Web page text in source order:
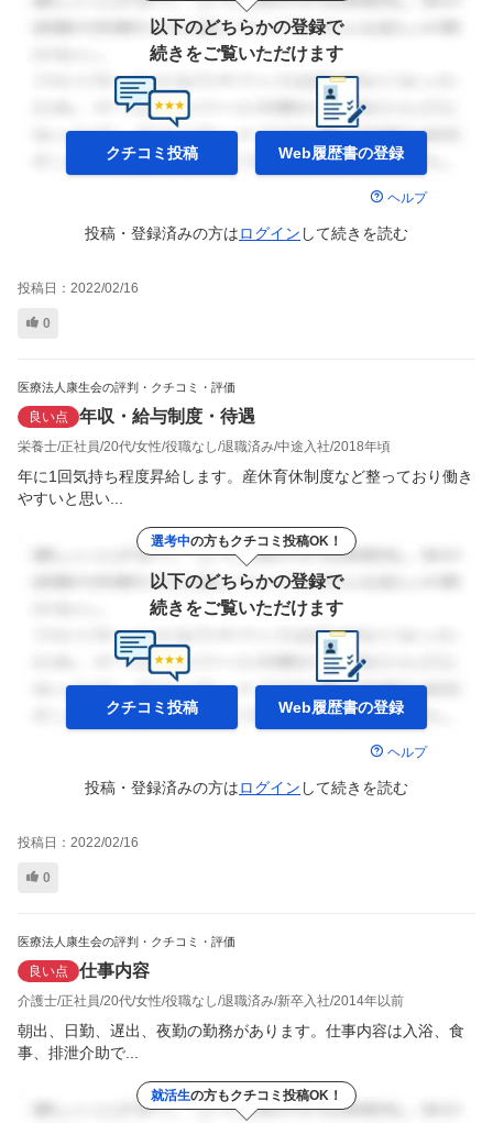
以下のどちらかの登録で
続きをご覧いただけます
クチコミ投稿 Web履歴書の登録
ヘルプ
投稿・登録済みの方はログイン して続きを読む
投稿日： 2022/02/16
0
医療法人康生会の評判・クチコミ・評価
良い点 年収・給与制度・待遇
栄養士 正社員 20代 女性 役職なし 退職済み 中途入社 2018年頃
年に1回気持ち程度昇給します。産休育休制度など整っており働き
やすいと思い...
選考中の方もクチコミ投稿OK！
以下のどちらかの登録で
続きをご覧いただけます
クチコミ投稿 Web履歴書の登録
ヘルプ
投稿・登録済みの方はログイン して続きを読む
投稿日： 2022/02/16
0
医療法人康生会の評判・クチコミ・評価
良い点 仕事内容
介護士 正社員 20代 女性 役職なし 退職済み 新卒入社 2014年以前
朝出、日勤、遅出、夜勤の勤務があります。仕事内容は入浴、食
事、排泄介助で...
就活生の方もクチコミ投稿OK！